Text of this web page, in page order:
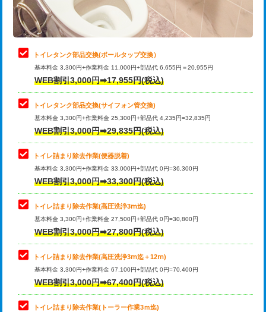
トイレタンク部品交換(ボールタップ交換）
基本料金 3,300円+作業料金 11,000円+部品代 6,655円＝20,955円
WEB割引3,000円➡17,955円(税込)
トイレタンク部品交換(サイフォン管交換)
基本料金 3,300円+作業料金 25,300円+部品代 4,235円=32,835円
WEB割引3,000円➡29,835円(税込)
トイレ詰まり除去作業(便器脱着)
基本料金 3,300円+作業料金 33,000円+部品代 0円=36,300円
WEB割引3,000円➡33,300円(税込)
トイレ詰まり除去作業(高圧洗浄3ⅿ迄)
基本料金 3,300円+作業料金 27,500円+部品代 0円=30,800円
WEB割引3,000円➡27,800円(税込)
トイレ詰まり除去作業(高圧洗浄3ⅿ迄＋12ⅿ)
基本料金 3,300円+作業料金 67,100円+部品代 0円=70,400円
WEB割引3,000円➡67,400円(税込)
トイレ詰まり除去作業(トーラー作業3ｍ迄)